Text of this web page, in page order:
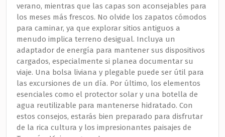
verano, mientras que las capas son aconsejables para
los meses más frescos. No olvide los zapatos cómodos
para caminar, ya que explorar sitios antiguos a
menudo implica terreno desigual. Incluya un
adaptador de energía para mantener sus dispositivos
cargados, especialmente si planea documentar su
viaje. Una bolsa liviana y plegable puede ser útil para
las excursiones de un día. Por último, los elementos
esenciales como el protector solar y una botella de
agua reutilizable para mantenerse hidratado. Con
estos consejos, estarás bien preparado para disfrutar
de la rica cultura y los impresionantes paisajes de